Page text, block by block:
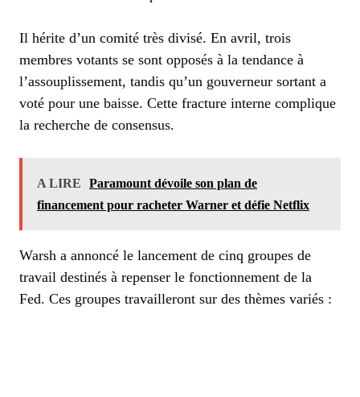
Il hérite d’un comité très divisé. En avril, trois
membres votants se sont opposés à la tendance à
l’assouplissement, tandis qu’un gouverneur sortant a
voté pour une baisse. Cette fracture interne complique
la recherche de consensus.
A LIRE
Paramount dévoile son plan de
financement pour racheter Warner et défie Netflix
Warsh a annoncé le lancement de cinq groupes de
travail destinés à repenser le fonctionnement de la
Fed. Ces groupes travailleront sur des thèmes variés :